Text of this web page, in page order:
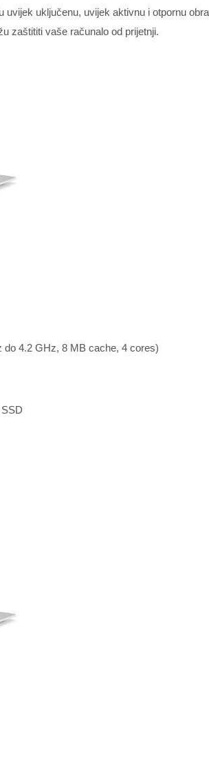
uključenu, uvijek aktivnu i otpornu
zaštititi vaše računalo od prijetnji.
4.2 GHz, 8 MB cache, 4 cores)